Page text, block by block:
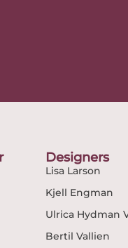
Designers
Lisa Larson
Kjell Engman
Ulrica Hydman
Bertil Vallien